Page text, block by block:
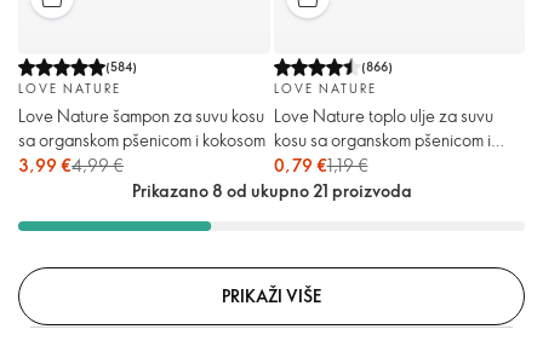
(584)
LOVE NATURE
Love Nature šampon za suvu kosu
sa organskom pšenicom i kokosom
3,99 €4,99 €
(866)
LOVE NATURE
Love Nature toplo ulje za suvu
kosu sa organskom pšenicom i
kokosom
0,79 €1,19 €
Prikazano 8 od ukupno 21 proizvoda
PRIKAŽI VIŠE